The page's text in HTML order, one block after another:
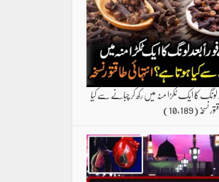
کا ایک ٹکڑا منہ میں رکھ کر چبانے سے کیا
نسخہ(10,189)